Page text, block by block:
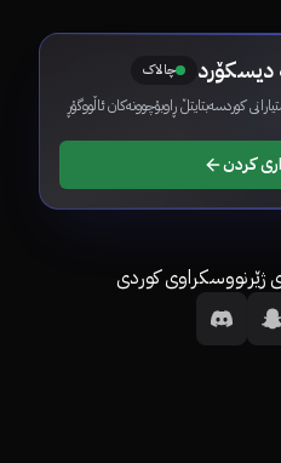
دیسکۆرد چالاک
کوردسەبتایتڵ ڕاوبۆچوونەکان ئاڵووگۆڕ
کردن
ژێرنووسکراوی کوردی